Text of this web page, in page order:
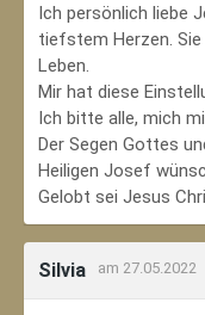
Ich persönlich liebe
tiefstem Herzen.
Leben.
Mir hat diese
Ich bitte alle, mich
Der Segen Gottes
Heiligen Josef
Gelobt sei Jesus
Silvia am 27.05.2022